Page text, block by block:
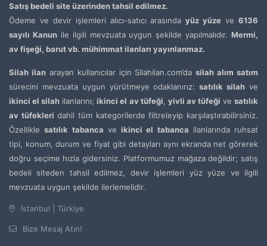
Satış bedeli site üzerinden tahsil edilmez.
Ödeme ve devir işlemleri alıcı-satıcı arasındayüz yüze ve6136
sayılı Kanunile ilgili mevzuata uygun şekilde yapılmalıdır. Mermi,
av fişeği, barut vb. mühimmat ilanları yayınlanmaz.
Silah ilanarayan kullanıcılar için Silahilan.com’dasilah alım satım
sürecini mevzuata uygun yürütmeye odaklanırız:satılık silah ve
ikinci el silah ilanlarını;ikinci el av tüfeği, yivli av tüfeği vesatılık
av tüfekleri dahil tüm kategorilerde filtreleyip karşılaştırabilirsiniz.
Özelliklesatılık tabanca ve ikinci el tabanca ilanlarında ruhsat
tipi, konum, durum ve fiyat gibi detayları aynı ekranda net görerek
doğru seçime hızla gidersiniz. Platformumuz mağaza değildir; satış
bedeli siteden tahsil edilmez, devir işlemleri yüz yüze ve ilgili
mevzuata uygun şekilde ilerlemelidir.
İstanbul | Türkiye
Bize Mesaj Atın!